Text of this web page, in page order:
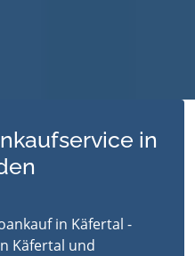
in
in Käfertal -
Käfertal und